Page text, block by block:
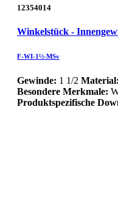
12354014
Winkelstück -
F-WI-1½-MSv
Gewinde: 1 1/2 Material:
Besondere Merkmale:
Produktspezifische